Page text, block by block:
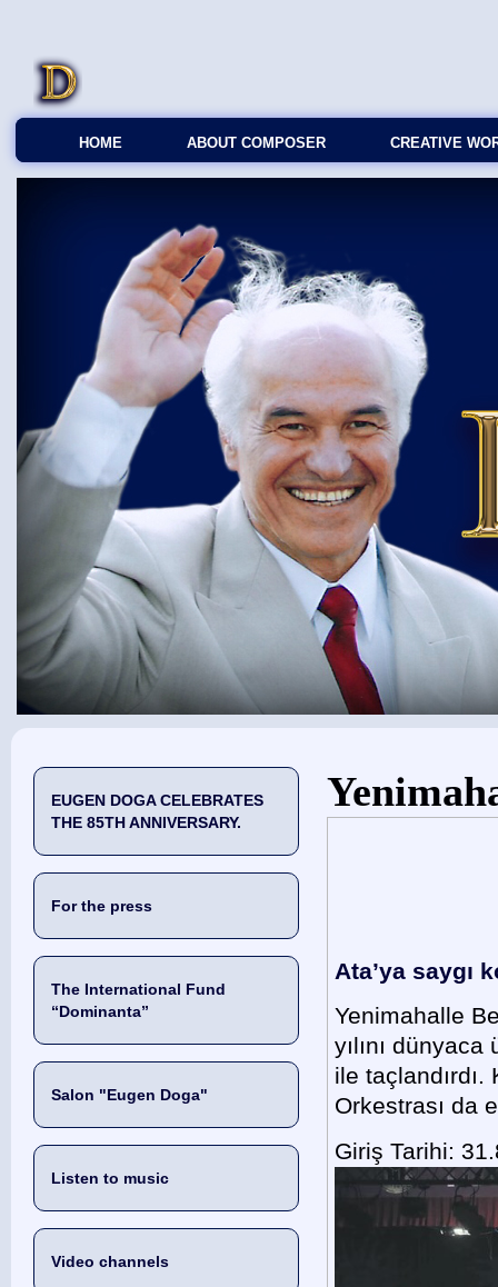
HOME ABOUT COMPOSER CREATIVE
EUGEN DOGA CELEBRATES
THE 85TH ANNIVERSARY.
For the press
The International Fund
“Dominanta”
Salon "Eugen Doga"
Listen to music
Video channels
You are here
Ata’ya saygı
Yenimahalle
yılını
ile
Orkestrası da
Giriş Tarihi: